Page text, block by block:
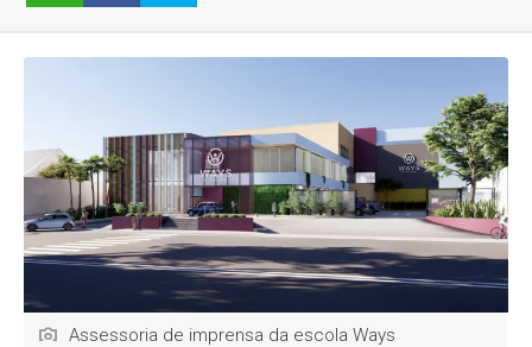
Assessoria de imprensa da escola Ways